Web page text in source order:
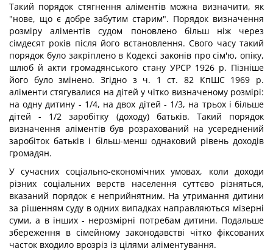
Такий порядок стягнення аліментів можна визначити, як
"нове, що є добре забутим старим". Порядок визначення
розміру аліментів судом поновлено більш ніж через
сімдесят років після його встановлення. Свого часу такий
порядок було закріплено в Кодексі законів про сім'ю, опіку,
шлюб й акти громадянського стану УРСР 1926 р. Пізніше
його було змінено. Згідно з ч. 1 ст. 82 КпШС 1969 р.
аліменти стягувалися на дітей у чітко визначеному розмірі:
на одну дитину - 1/4, на двох дітей - 1/3, на трьох і більше
дітей - 1/2 заробітку (доходу) батьків. Такий порядок
визначення аліментів був розрахований на усереднений
заробіток батьків і більш-менш однаковий рівень доходів
громадян.
У сучасних соціально-економічних умовах, коли доходи
різних соціальних верств населення суттєво різняться,
вказаний порядок є неприйнятним. На утримання дитини
за рішенням суду в одних випадках направляються мізерні
суми, а в інших - нерозмірні потребам дитини. Подальше
збереження в сімейному законодавстві чітко фіксованих
часток входило врозріз із цілями аліментування.